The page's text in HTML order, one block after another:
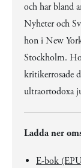
och har bland
Nyheter och
hon i New
Stockholm.
kritikerrosade
ultraortodoxa
Ladda ner
E-bok